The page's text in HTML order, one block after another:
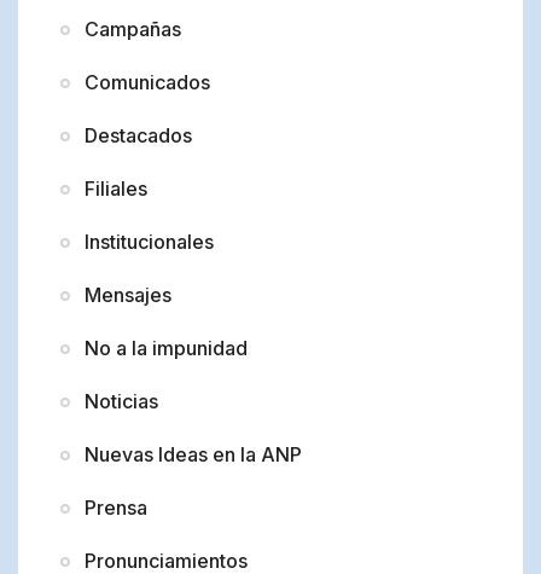
Campañas
Comunicados
Destacados
Filiales
Institucionales
Mensajes
No a la impunidad
Noticias
Nuevas Ideas en la ANP
Prensa
Pronunciamientos